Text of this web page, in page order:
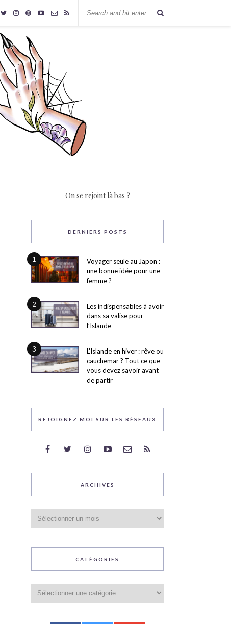
On se rejoint là bas ?
DERNIERS POSTS
1
Voyager seule au Japon :
une bonne idée pour une
femme ?
2
Les indispensables à avoir
dans sa valise pour
l’Islande
3
L’Islande en hiver : rêve ou
cauchemar ? Tout ce que
vous devez savoir avant
de partir
REJOIGNEZ MOI SUR LES RÉSEAUX
ARCHIVES
CATÉGORIES